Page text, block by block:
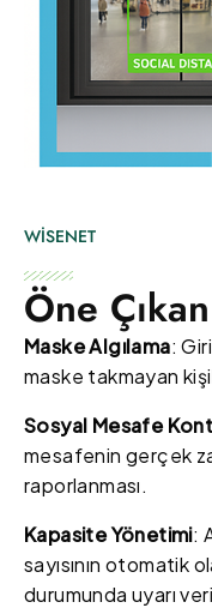
WİSENET
Öne
Maske Algılama:
maske takmayan
Sosyal Mesafe
mesafenin gerçek
raporlanması.
Kapasite Yönetimi:
sayısının otomatik
durumunda uyarı